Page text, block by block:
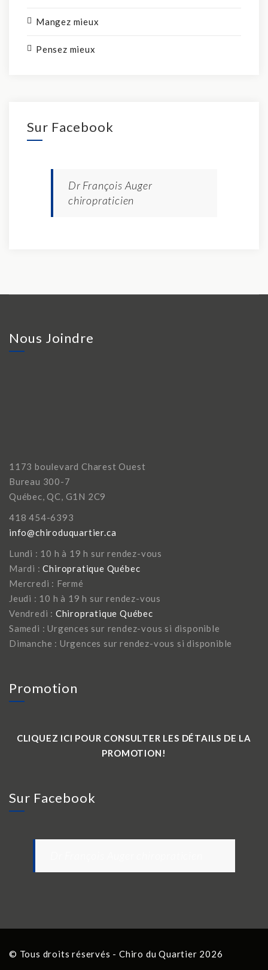
Mangez mieux
Pensez mieux
Sur Facebook
Dr François Auger
chiropraticien
Nous Joindre
1173 boulevard Charest Ouest
Bureau 300-7
Québec, QC, G1N 2C9
418 454-6393
info@chiroduquartier.ca
Lundi : 10 h à 19 h sur rendez-vous
Mardi :Chiropratique Québec
Mercredi : Fermé
Jeudi : 10 h à 19 h sur rendez-vous
Vendredi : Chiropratique Québec
Samedi : Urgences sur rendez-vous si disponible
Dimanche : Urgences sur rendez-vous si disponible
Promotion
CLIQUEZ ICI POUR CONSULTER LES DÉTAILS DE LA
PROMOTION!
Sur Facebook
© Tous droits réservés - Chiro du Quartier 2026